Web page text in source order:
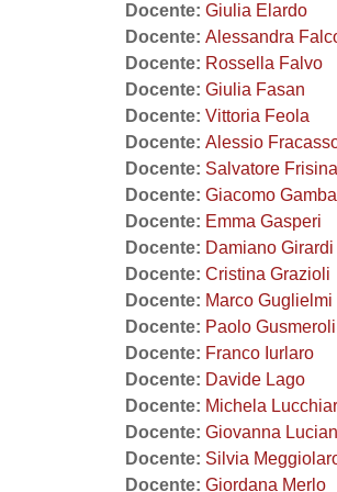
Docente: Giulia Elardo
Docente: Alessandra
Docente: Rossella Falvo
Docente: Giulia Fasan
Docente: Vittoria Feola
Docente: Alessio
Docente: Salvatore Frisina
Docente: Giacomo
Docente: Emma Gasperi
Docente: Damiano Girardi
Docente: Cristina Grazioli
Docente: Marco Guglielmi
Docente: Paolo Gusmeroli
Docente: Franco Iurlaro
Docente: Davide Lago
Docente: Michela
Docente: Giovanna
Docente: Silvia
Docente: Giordana Merlo